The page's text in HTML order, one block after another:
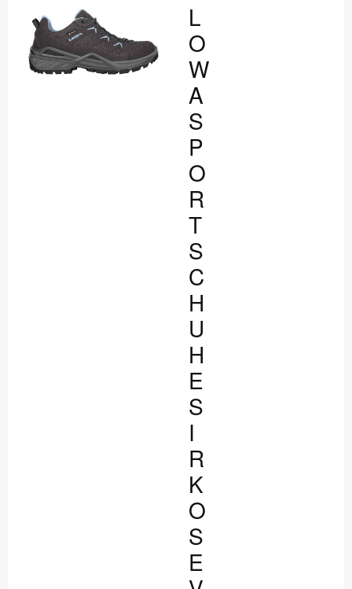
L
O
W
A
S
P
O
R
T
S
C
H
U
H
E
S
I
R
K
O
S
E